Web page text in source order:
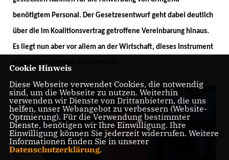
benötigtem Personal. Der Gesetzesentwurf geht dabei deutlich
über die im Koalitionsvertrag getroffene Vereinbarung hinaus.
Es liegt nun aber vor allem an der Wirtschaft, dieses Instrument
verantwortungsvoll anzuwenden.
Cookie Hinweis
Diese Webseite verwendet Cookies, die notwendig
sind, um die Webseite zu nutzen. Weiterhin
verwenden wir Dienste von Drittanbietern, die uns
helfen, unser Webangebot zu verbessern (Website-
Optmierung). Für die Verwendung bestimmter
Dienste, benötigen wir Ihre Einwilligung. Ihre
Einwilligung können Sie jederzeit widerrufen. Weitere
Informationen finden Sie in unserer
Datenschutzerklärung.